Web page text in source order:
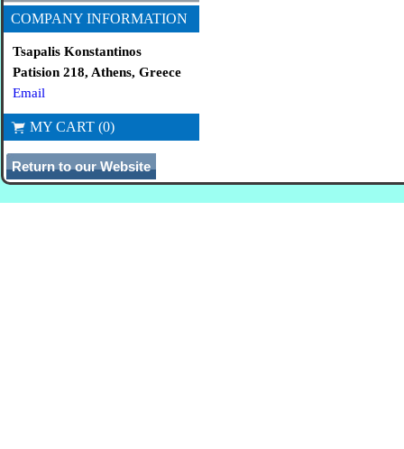
COMPANY INFORMATION
Tsapalis Konstantinos
Patision 218, Athens, Greece
Email
MY CART (0)